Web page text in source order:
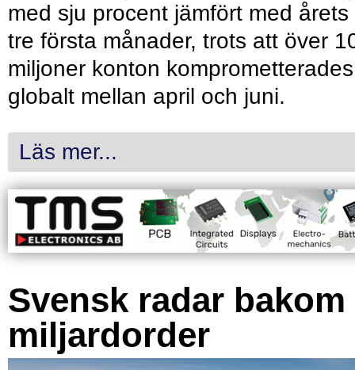
med sju procent jämfört med årets
tre första månader, trots att över
miljoner konton komprometterades
globalt mellan april och juni.
Läs mer...
Svensk radar bakom
miljardorder